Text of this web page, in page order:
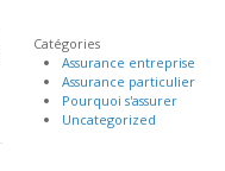
Catégories
Assurance entreprise
Assurance particulier
Pourquoi s'assurer
Uncategorized